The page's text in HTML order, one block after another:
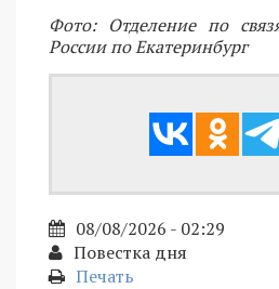
Фото: Отделение по
России по Екатеринбург
08/08/2026 - 02:29
Повестка дня
Печать